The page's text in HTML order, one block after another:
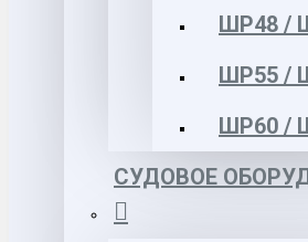
ШР48 /
ШР55 /
ШР60 /
СУДОВОЕ